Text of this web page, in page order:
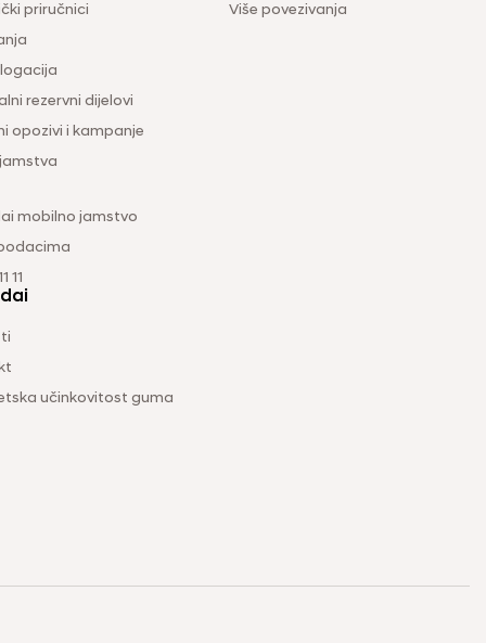
priručnici
rezervni dijelovi
opozivi i kampanje
mobilno jamstvo
11
Više povezivanja
učinkovitost guma